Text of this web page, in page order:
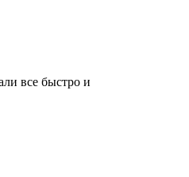
все быстро и